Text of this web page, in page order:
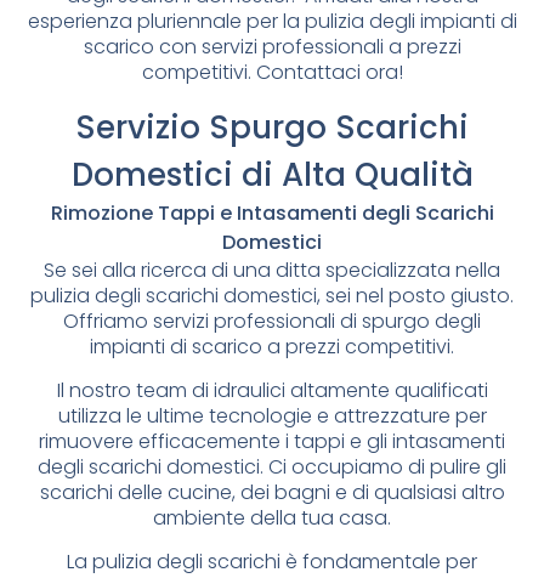
esperienza pluriennale per la pulizia degli impianti di
scarico con servizi professionali a prezzi
competitivi. Contattaci ora!
Servizio Spurgo Scarichi
Domestici di Alta Qualità
Rimozione Tappi e Intasamenti degli Scarichi
Domestici
Se sei alla ricerca di una ditta specializzata nella
pulizia degli scarichi domestici, sei nel posto giusto.
Offriamo servizi professionali di spurgo degli
impianti di scarico a prezzi competitivi.
Il nostro team di idraulici altamente qualificati
utilizza le ultime tecnologie e attrezzature per
rimuovere efficacemente i tappi e gli intasamenti
degli scarichi domestici. Ci occupiamo di pulire gli
scarichi delle cucine, dei bagni e di qualsiasi altro
ambiente della tua casa.
La pulizia degli scarichi è fondamentale per